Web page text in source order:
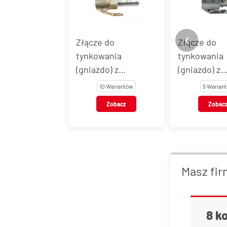
Złącze do
tynkowania
(gniazdo) z
końcówką do węża -
do mocowania
opaskami
10 Wariantów
Zobacz
Złącze do
tynkowania
(gniazdo) z
końcówką
do
5
Masz
8